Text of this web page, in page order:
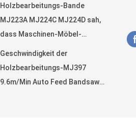
Holzbearbeitungs-Bande
MJ223A MJ224C MJ224D sah,
dass Maschinen-Möbel-
Geschwindigkeit der
Holzbearbeitungs-MJ397
9.6m/Min Auto Feed Bandsaw